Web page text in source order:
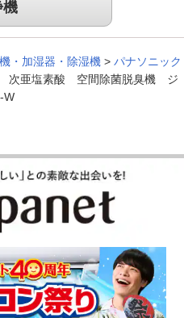
の部屋干しなどにも効果があ
（東京都50代I.T様 ）
り切れない臭いが改
、大変満足しています。空気
善されて驚きです。子供部屋
す。
（栃木県50代S.M様）
善された！
機
・加湿器・除湿機 > パナソニック
次亜塩素酸 空間除菌脱臭機 ジ
W